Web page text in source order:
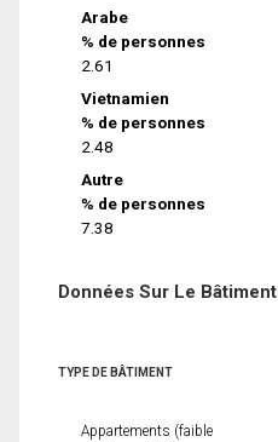
Arabe
% de personnes
2.61
Vietnamien
% de personnes
2.48
Autre
% de personnes
7.38
Données Sur Le Bâtiment
TYPE DE BÂTIMENT
Appartements (faible